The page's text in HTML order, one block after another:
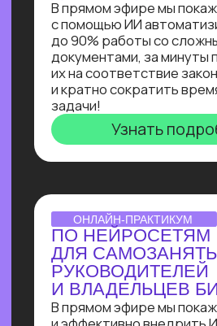
ОNLINE-ИНТЕНСИВ
СОЗДАЕМ ИИ-АССИСТЕНТА
ЗА 3 ДНЯ!
Ты создашь полноценного ИИ-
ассистента, интегрированного
в Telegram, на выбранную тобой тему
без единой строчки кода!
Узнать подробнее
ОТКРЫТАЯ ЛЕКЦИЯ
СВОЙ БИЗНЕС НА ИИ
на внедрении ИИ в бизнес. Получи
реальное видение рынка ИИ
от эксперта по нейросетям Зерокодер
Кирилла Пшинника!
Узнать подробнее